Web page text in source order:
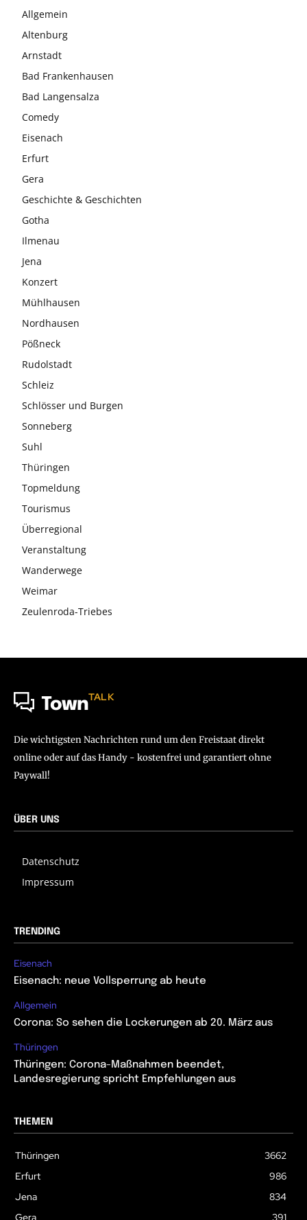
Allgemein
Altenburg
Arnstadt
Bad Frankenhausen
Bad Langensalza
Comedy
Eisenach
Erfurt
Gera
Geschichte & Geschichten
Gotha
Ilmenau
Jena
Konzert
Mühlhausen
Nordhausen
Pößneck
Rudolstadt
Schleiz
Schlösser und Burgen
Sonneberg
Suhl
Thüringen
Topmeldung
Tourismus
Überregional
Veranstaltung
Wanderwege
Weimar
Zeulenroda-Triebes
TownTALK
Die wichtigsten Nachrichten rund um den Freistaat direkt
online oder auf das Handy - kostenfrei und garantiert ohne
Paywall!
ÜBER UNS
Datenschutz
Impressum
TRENDING
Eisenach
Eisenach: neue Vollsperrung ab heute
Allgemein
Corona: So sehen die Lockerungen ab 20. März aus
Thüringen
Thüringen: Corona-Maßnahmen beendet,
Landesregierung spricht Empfehlungen aus
THEMEN
Thüringen
3662
Erfurt
986
Jena
834
Gera
391